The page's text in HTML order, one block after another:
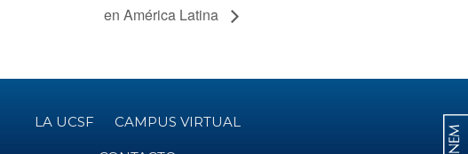
en América Latina
LA UCSF CAMPUS VIRTUAL